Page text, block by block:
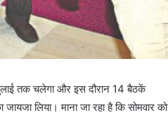
तक चलेगा और इस दौरान 14 बैठकें
लिया। माना जा रहा है कि सोमवार को